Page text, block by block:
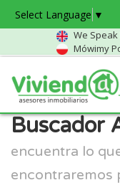
Select Language ▼
We Speak
Mówimy
Buscador
encuentra lo
encontraremos